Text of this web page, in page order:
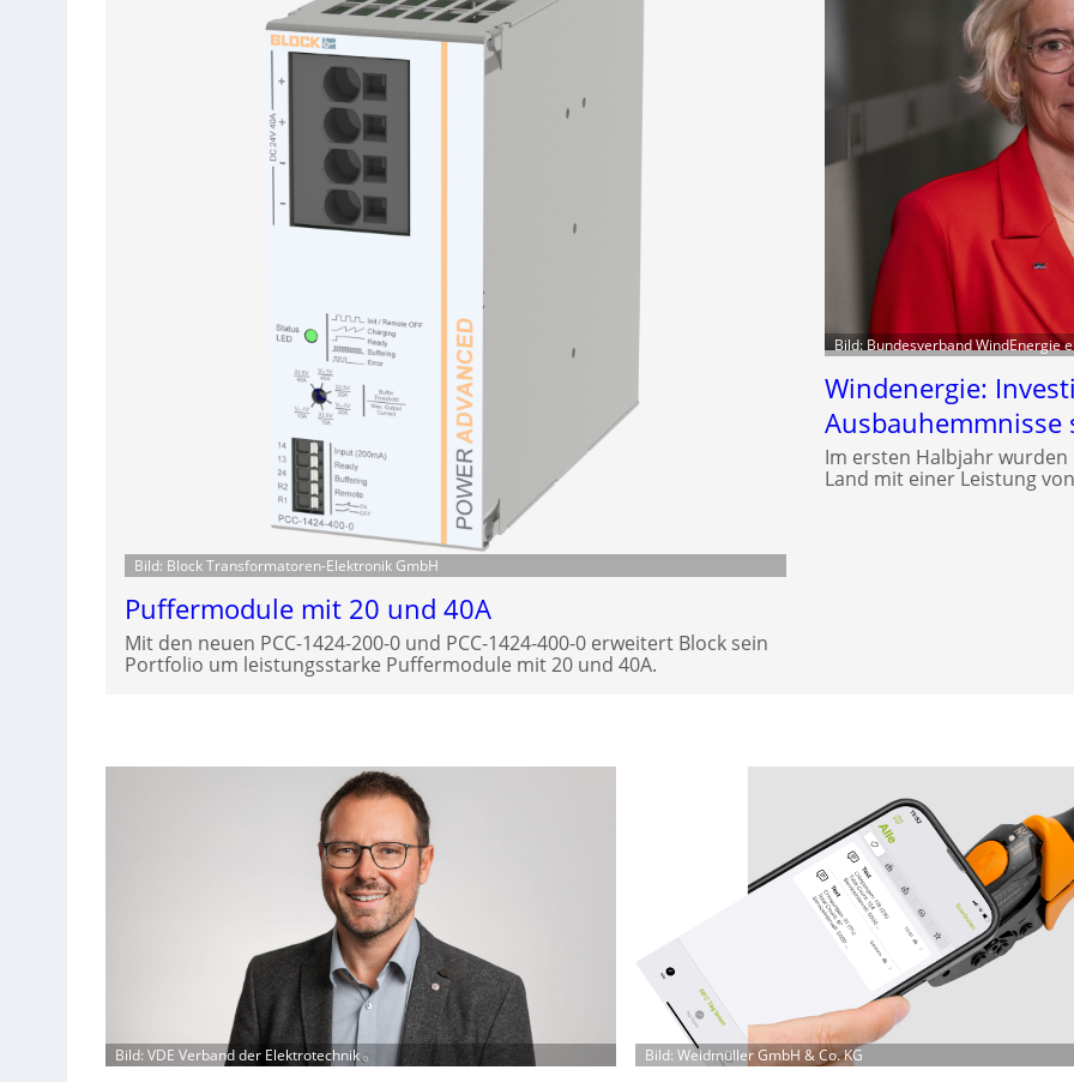
Bild: Block Transformatoren-Elektronik GmbH
Puffermodule mit 20 und 40A
Mit den neuen PCC-1424-200-0 und PCC-1424-400-0 erweitert Block sein
Portfolio um leistungsstarke Puffermodule mit 20 und 40A.
Bild: Bundesverband WindEnergie
Windenergie:
Ausbauhemmnisse
Im ersten Halbjahr wurden
Land mit einer Leistung
Bild: VDE Verband der Elektrotechnik Bild: Weidmüller GmbH & Co. KG